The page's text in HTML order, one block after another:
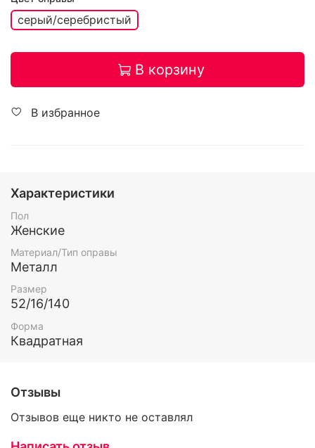
серый/серебристый
В корзину
В избранное
Характеристики
Пол
Женские
Материал/Тип оправы
Металл
Размер
52/16/140
Форма
Квадратная
Отзывы
Отзывов еще никто не оставлял